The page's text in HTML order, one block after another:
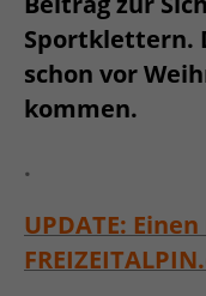
Sportklettern.
schon vor
kommen.
.
UPDATE: